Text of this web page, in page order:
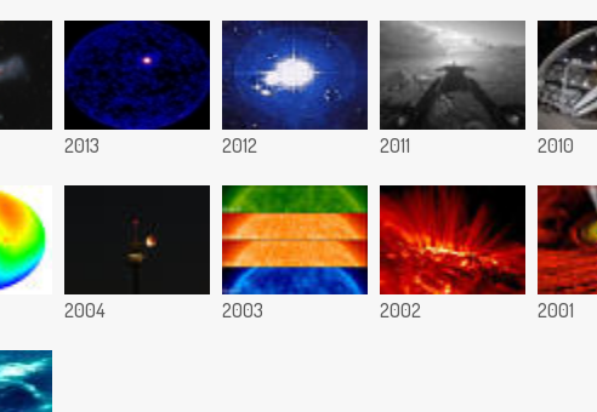
2013 2012 2011 2010
2004 2003 2002 2001